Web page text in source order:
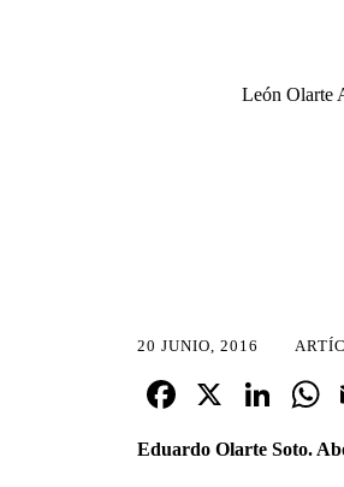
León Olarte
20 JUNIO, 2016
Fa
ce
X
Li
nk
ha
Eduardo Olarte Soto.